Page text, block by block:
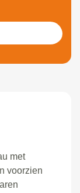
met
voorzien